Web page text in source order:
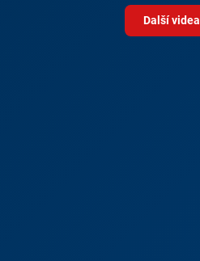
Další videa